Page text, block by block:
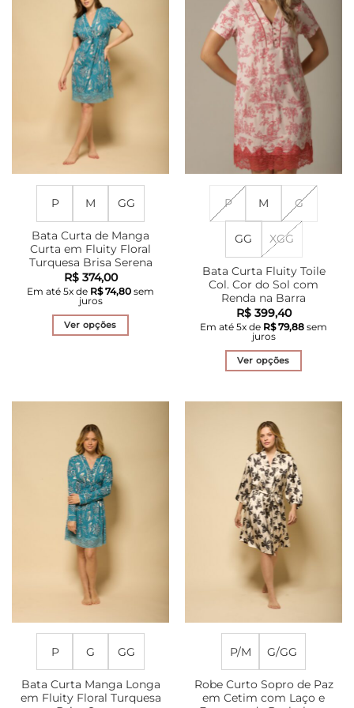
podem
ser
escolhidas
na
página
do
produto
As
opções
podem
ser
escolhidas
na
página
do
produto
P M GG
Bata Curta de Manga
Curta em Fluity Floral
Turquesa Brisa Serena
R$374,00
Em até 5x de R$74,80 sem
juros
Ver opções
As
opções
podem
ser
escolhidas
na
página
do
produto
P M G
GG XGG
Bata Curta Fluity Toile
Col. Cor do Sol com
Renda na Barra
R$399,40
Em até 5x de R$79,88 sem
juros
Ver opções
várias
variantes.
As
opções
podem
ser
escolhidas
na
página
do
produto
P G GG
Bata Curta Manga Longa
em Fluity Floral Turquesa
P/M G/GG
Robe Curto Sopro de Paz
em Cetim com Laço e